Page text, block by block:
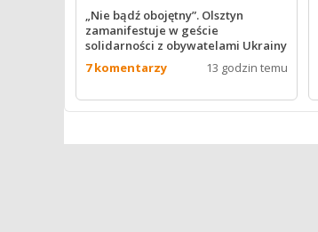
„Nie bądź obojętny”. Olsztyn
zamanifestuje w geście
solidarności z obywatelami Ukrainy
7 komentarzy
13 godzin temu